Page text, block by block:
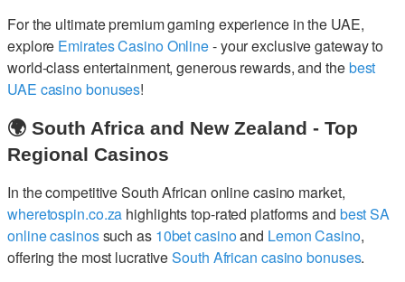
For the ultimate premium gaming experience in the UAE,
explore Emirates Casino Online- your exclusive gateway to
world-class entertainment, generous rewards, and thebest
UAE casino bonuses!
🌍 South Africa and New Zealand - Top
Regional Casinos
In the competitive South African online casino market,
wheretospin.co.za highlights top-rated platforms and best SA
online casinossuch as 10bet casinoand Lemon Casino,
offering the most lucrativeSouth African casino bonuses.